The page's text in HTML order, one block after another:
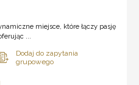
miejsce, które łączy pasję
...